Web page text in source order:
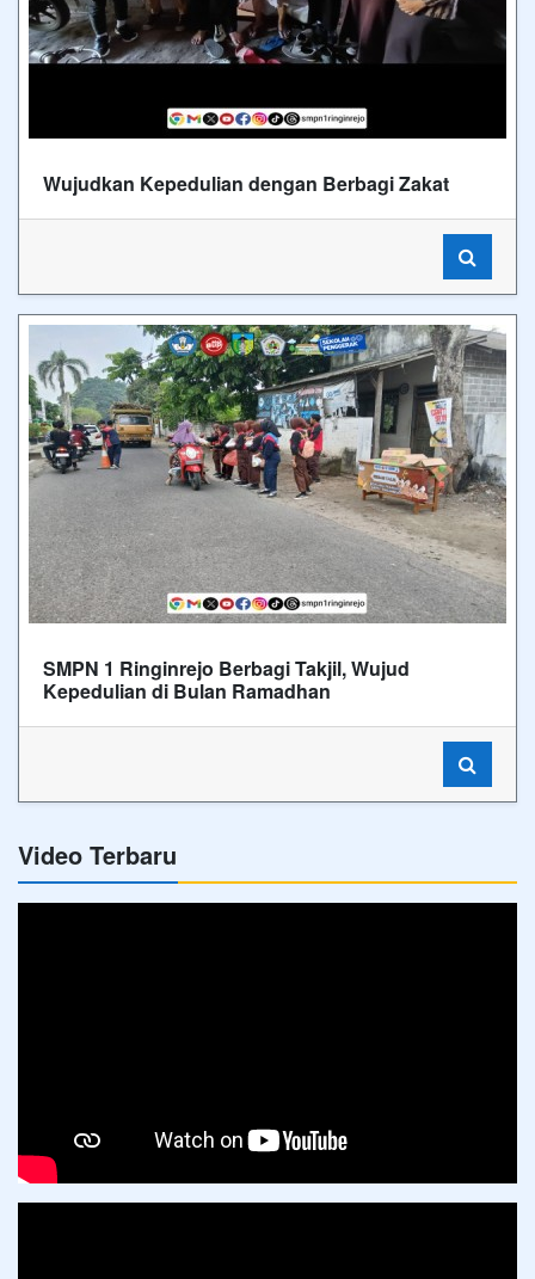
Wujudkan Kepedulian dengan Berbagi Zakat
SMPN 1 Ringinrejo Berbagi Takjil, Wujud
Kepedulian di Bulan Ramadhan
Video Terbaru